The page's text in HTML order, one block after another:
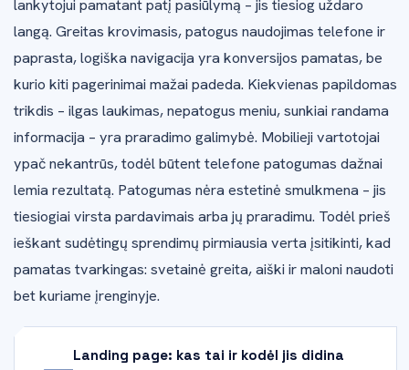
lankytojui pamatant patį pasiūlymą – jis tiesiog uždaro
langą. Greitas krovimasis, patogus naudojimas telefone ir
paprasta, logiška navigacija yra konversijos pamatas, be
kurio kiti pagerinimai mažai padeda. Kiekvienas papildomas
trikdis – ilgas laukimas, nepatogus meniu, sunkiai randama
informacija – yra praradimo galimybė. Mobilieji vartotojai
ypač nekantrūs, todėl būtent telefone patogumas dažnai
lemia rezultatą. Patogumas nėra estetinė smulkmena – jis
tiesiogiai virsta pardavimais arba jų praradimu. Todėl prieš
ieškant sudėtingų sprendimų pirmiausia verta įsitikinti, kad
pamatas tvarkingas: svetainė greita, aiški ir maloni naudoti
bet kuriame įrenginyje.
Landing page: kas tai ir kodėl jis didina